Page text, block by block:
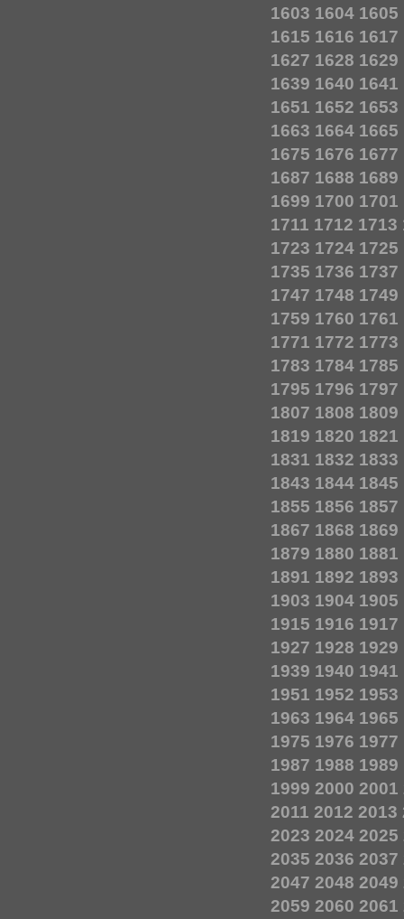
1603 1604 1605
1615 1616 1617
1627 1628 1629
1639 1640 1641
1651 1652 1653
1663 1664 1665
1675 1676 1677
1687 1688 1689
1699 1700 1701
1711 1712 1713
1723 1724 1725
1735 1736 1737
1747 1748 1749
1759 1760 1761
1771 1772 1773
1783 1784 1785
1795 1796 1797
1807 1808 1809
1819 1820 1821
1831 1832 1833
1843 1844 1845
1855 1856 1857
1867 1868 1869
1879 1880 1881
1891 1892 1893
1903 1904 1905
1915 1916 1917
1927 1928 1929
1939 1940 1941
1951 1952 1953
1963 1964 1965
1975 1976 1977
1987 1988 1989
1999 2000 2001
2011 2012 2013
2023 2024 2025
2035 2036 2037
2047 2048 2049
2059 2060 2061